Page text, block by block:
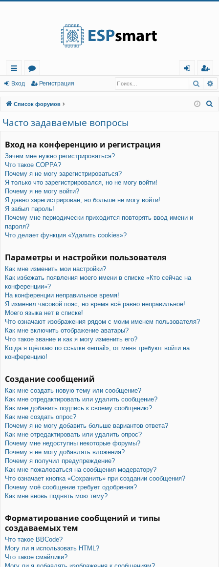
с
ы
лк
и
о
ру
м
ы
д
г
ис
тр
Вход Регистрация
Список форумов
Часто задаваемые вопросы
Вход на конференцию и регистрация
Зачем мне нужно регистрироваться?
Что такое COPPA?
Почему я не могу зарегистрироваться?
Я только что зарегистрировался, но не могу войти!
Почему я не могу войти?
Я давно зарегистрирован, но больше не могу войти!
Я забыл пароль!
Почему мне периодически приходится повторять ввод имени и
пароля?
Что делает функция «Удалить cookies»?
Параметры и настройки пользователя
Как мне изменить мои настройки?
Как избежать появления моего имени в списке «Кто сейчас на
конференции»?
На конференции неправильное время!
Я изменил часовой пояс, но время всё равно неправильное!
Моего языка нет в списке!
Что означают изображения рядом с моим именем пользователя?
Как мне включить отображение аватары?
Что такое звание и как я могу изменить его?
Когда я щёлкаю по ссылке «email», от меня требуют войти на
конференцию!
Создание сообщений
Как мне создать новую тему или сообщение?
Как мне отредактировать или удалить сообщение?
Как мне добавить подпись к своему сообщению?
Как мне создать опрос?
Почему я не могу добавить больше вариантов ответа?
Как мне отредактировать или удалить опрос?
Почему мне недоступны некоторые форумы?
Почему я не могу добавлять вложения?
Почему я получил предупреждение?
Как мне пожаловаться на сообщения модератору?
Что означает кнопка «Сохранить» при создании сообщения?
Почему моё сообщение требует одобрения?
Как мне вновь поднять мою тему?
Форматирование сообщений и типы
создаваемых тем
Что такое BBCode?
Могу ли я использовать HTML?
Что такое смайлики?